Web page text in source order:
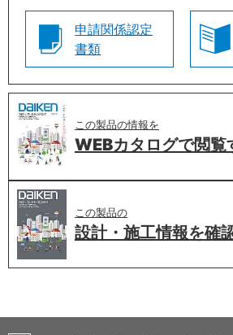
申請関係認定
書類
この製品の情報を
WEBカタログで閲覧
この製品の
設計・施工情報を確